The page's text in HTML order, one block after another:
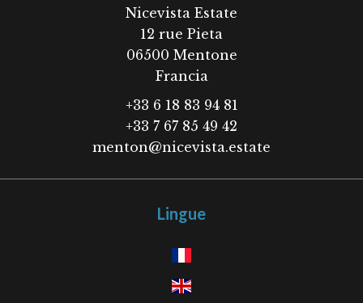
Nicevista Estate
12 rue Pieta
06500 Mentone
Francia
+33 6 18 83 94 81
+33 7 67 85 49 42
menton@nicevista.estate
Lingue